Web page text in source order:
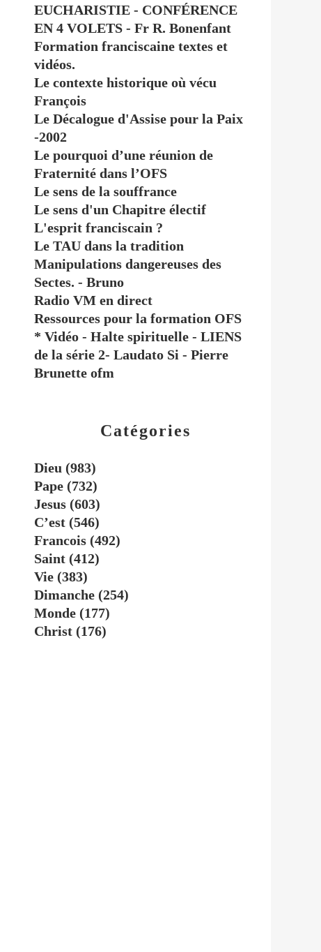
Catégories
Dieu (983)
Pape (732)
Jesus (603)
C’est (546)
Francois (492)
Saint (412)
Vie (383)
Dimanche (254)
Monde (177)
Christ (176)
EUCHARISTIE - CONFÉRENCE
EN 4 VOLETS - Fr R. Bonenfant
Formation franciscaine textes et
vidéos.
Le contexte historique où vécu
François
Le Décalogue d'Assise pour la Paix
-2002
Le pourquoi d’une réunion de
Fraternité dans l’OFS
Le sens de la souffrance
Le sens d'un Chapitre électif
L'esprit franciscain ?
Le TAU dans la tradition
Manipulations dangereuses des
Sectes. - Bruno
Radio VM en direct
Ressources pour la formation OFS
* Vidéo - Halte spirituelle - LIENS
de la série 2- Laudato Si - Pierre
Brunette ofm